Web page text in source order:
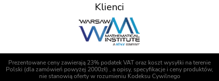
Klienci
Prezentowane ceny zawierają 23% podatek VAT oraz koszt wysyłki na terenie
Polski (dla zamówień powyżej 2000zł) , a opisy, specyfikacje i ceny produktów,
nie stanowią oferty w rozumieniu Kodeksu Cywilnego